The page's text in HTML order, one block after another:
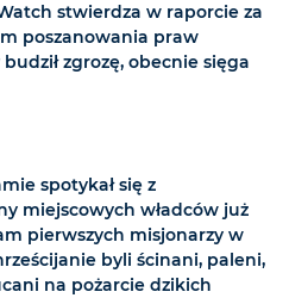
stwierdza w raporcie za
poszanowania praw
zgrozę, obecnie sięga
spotykał się z
miejscowych władców już
pierwszych misjonarzy w
byli ścinani, paleni,
na pożarcie dzikich